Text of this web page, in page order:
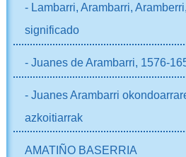
- Lambarri, Arambarri,
significado
- Juanes de Arambarri, 1576-
- Juanes Arambarri
azkoitiarrak
AMATIÑO BASERRIA